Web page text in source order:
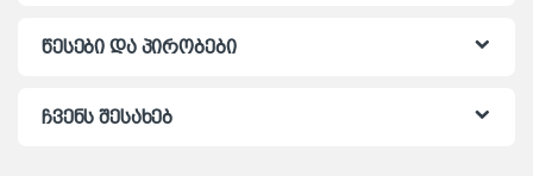
წესები და პირობები
ჩვენს შესახებ